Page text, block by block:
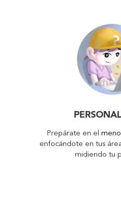
Prepárate en el
enfocándote en tus
midiendo tu